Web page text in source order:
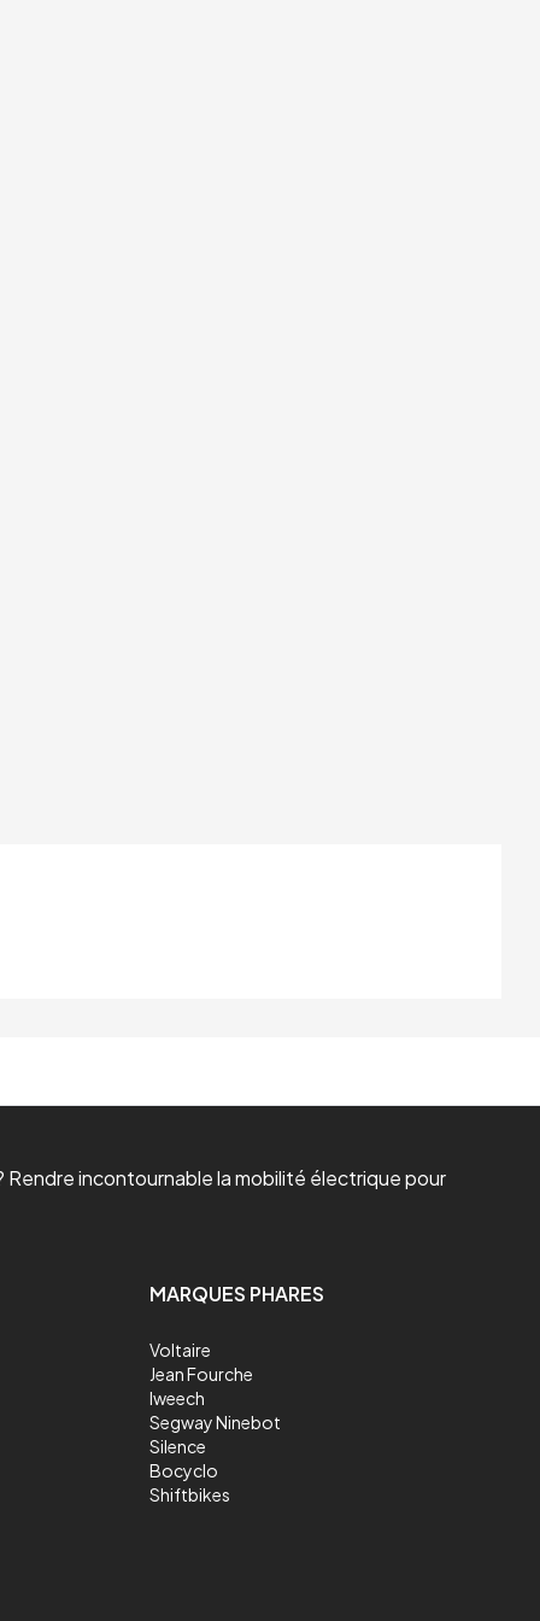
Rendre incontournable la mobilité électrique pour
MARQUES PHARES
Voltaire
Jean Fourche
Iweech
Segway Ninebot
Silence
Bocyclo
Shiftbikes